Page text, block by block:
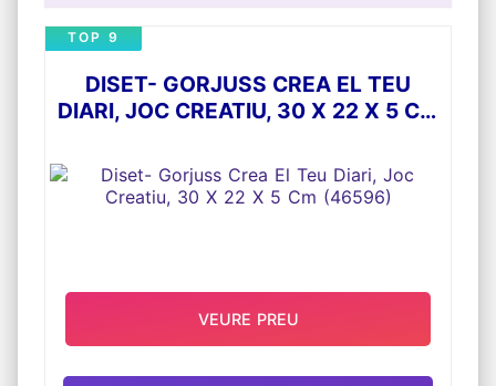
DISET- GORJUSS CREA EL TEU
DIARI, JOC CREATIU, 30 X 22 X 5 CM
TOP 9
VEURE PREU